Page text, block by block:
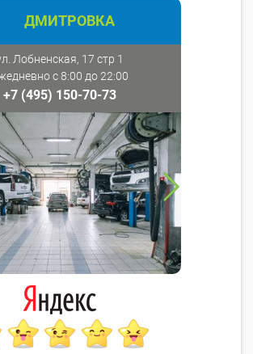
ДМИТРОВКА
Лобненская, 17 стр 1
с 8:00 до 22:00
+7 (495) 150-70-73